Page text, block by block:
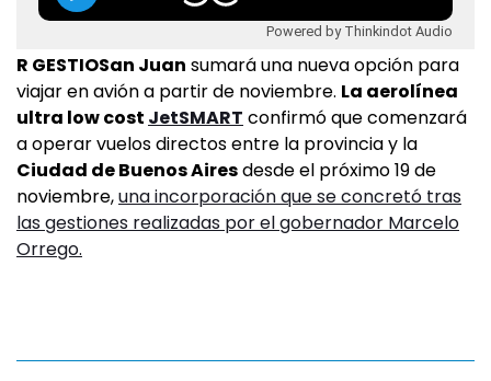
Powered by Thinkindot Audio
R GESTIOSan Juan sumará una nueva opción para
viajar en avión a partir de noviembre. La aerolínea
ultra low cost JetSMART confirmó que comenzará
a operar vuelos directos entre la provincia y la
Ciudad de Buenos Airesdesde el próximo 19 de
noviembre,una incorporación que se concretó tras
las gestiones realizadas por el gobernador Marcelo
Orrego.